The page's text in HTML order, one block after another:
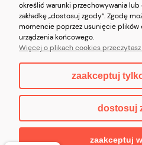
Korzystanie z witryny oznacza zgodę na
akceptację Polityki prywatności oraz
Copyright © 2026
pokaż pełną
Sklep
określić warunki przechowywania
zakładkę „dostosuj zgody”. Zgodę
momencie poprzez usunięcie plików
urządzenia końcowego.
Więcej o plikach cookies
zaakceptuj
dostosuj
zaakceptuj